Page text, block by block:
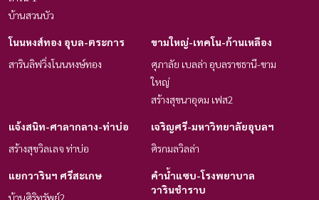
บ้านสวนบัว
โนนหงส์ทอง อุบล-ตระการ
สารินลิฟวิ่งโนนหงษ์ทอง
ขามใหญ่-เทคโน-ก้านเหลือง
ศุภาลัย เบลล่า อุบลราชธานี-ขาม
ใหญ่
สร้างสุขนาอุดม เฟส2
แจ้งสนิท-ศาลากลาง-ท่าบ่อ
สร้างสุขวิลเลจ ท่าบ่อ
เจริญศรี-มหาวิทยาลัยอุบลฯ
ศิรกมลวิลล่า
แยกวารินฯ ศรีสะเกษ
คำน้ำแซบ-โรงพยาบาล
วารินชำราบ